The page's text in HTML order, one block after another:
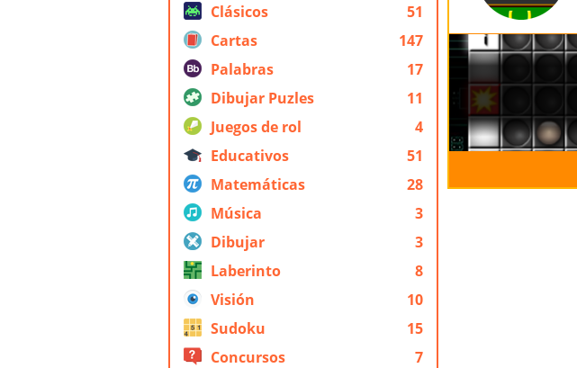
Clásicos
51
Cartas
147
Palabras
17
Dibujar Puzles
11
Juegos de rol
4
Educativos
51
Matemáticas
28
Música
3
Dibujar
3
Laberinto
8
Visión
10
Sudoku
15
Concursos
7